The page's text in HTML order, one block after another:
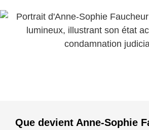
Que devient Anne-Sophie